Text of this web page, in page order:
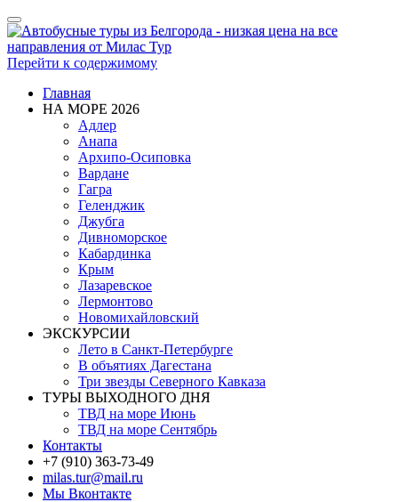
Показать/
Скрыть
навигацию
Перейти к содержимому
Главная
НА МОРЕ 2026
Адлер
Анапа
Архипо-Осиповка
Вардане
Гагра
Геленджик
Джубга
Дивноморское
Кабардинка
Крым
Лазаревское
Лермонтово
Новомихайловский
ЭКСКУРСИИ
Лето в Санкт-Петербурге
В объятиях Дагестана
Три звезды Северного Кавказа
ТУРЫ ВЫХОДНОГО ДНЯ
ТВД на море Июнь
ТВД на море Сентябрь
Контакты
+7 (910) 363-73-49
milas.tur@mail.ru
Мы Вконтакте